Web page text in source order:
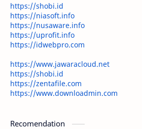
https://shobi.id
https://niasoft.info
https://nusaware.info
https://uprofit.info
https://idwebpro.com
https://www.jawaracloud.net
https://shobi.id
https://zentafile.com
https://www.downloadmin.com
Recomendation